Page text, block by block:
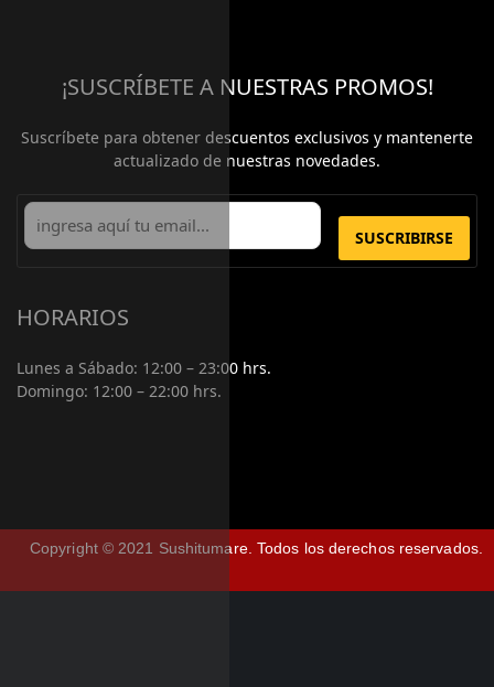
HORARIOS
Lunes a Sábado: 12:00 – 23:00 hrs.
Domingo: 12:00 – 22:00 hrs.
¡SUSCRÍBETE A NUESTRAS PROMOS!
Suscríbete para obtener descuentos exclusivos y mantenerte
actualizado de nuestras novedades.
SUSCRIBIRSE
Copyright © 2021 Sushitumare. Todos los derechos reservados.